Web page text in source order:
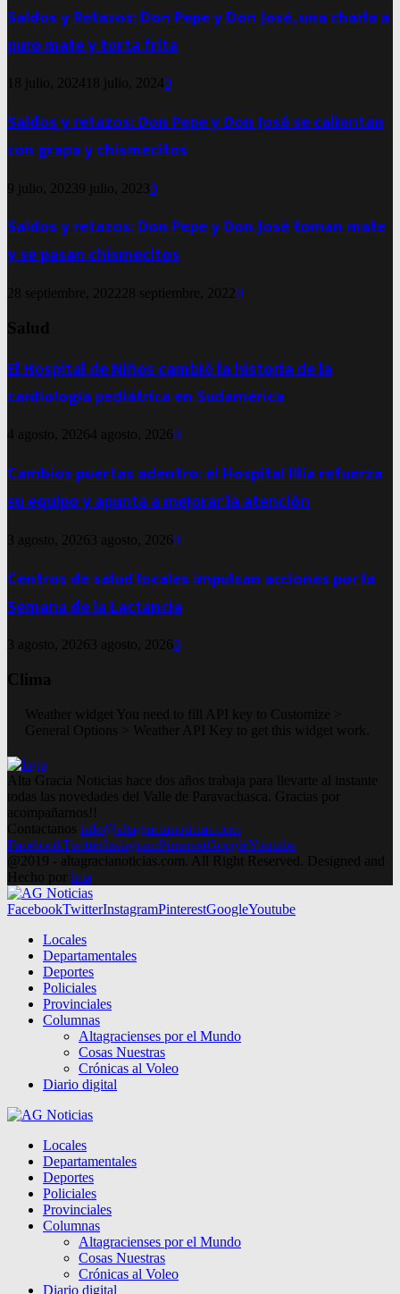
Saldos y Retazos: Don Pepe y Don José, una charla a
puro mate y torta frita
18 julio, 2024 18 julio, 20240
Saldos y retazos: Don Pepe y Don José se calientan
con grapa y chismecitos
9 julio, 20239 julio, 20230
Saldos y retazos: Don Pepe y Don José toman mate
y se pasan chismecitos
28 septiembre, 2022 28 septiembre, 2022 0
Salud
El Hospital de Niños cambió la historia de la
cardiología pediátrica en Sudamérica
4 agosto, 20264 agosto, 20260
Cambios puertas adentro: el Hospital Illia refuerza
su equipo y apunta a mejorar la atención
3 agosto, 2026 3 agosto, 20260
Centros de salud locales impulsan acciones por la
Semana de la Lactancia
3 agosto, 2026 3 agosto, 20260
Clima
Weather widget You need to fill API key to Customize >
General Options > Weather API Key to get this widget work.
Alta Gracia Noticias hace dos años trabaja para llevarte al instante
todas las novedades del Valle de Paravachasca. Gracias por
acompañarnos!!
Contactanos info@altagracianoticias.com
FacebookTwitterInstagramPinterestGoogleYoutube
@2019 - altagracianoticias.com. All Right Reserved. Designed and
Hecho por lma
FacebookTwitterInstagramPinterestGoogleYoutube
Locales
Departamentales
Deportes
Policiales
Provinciales
Columnas
Altagracienses por el Mundo
Cosas Nuestras
Crónicas al Voleo
Diario digital
Locales
Departamentales
Deportes
Policiales
Provinciales
Columnas
Altagracienses por el Mundo
Cosas Nuestras
Crónicas al Voleo
Diario digital